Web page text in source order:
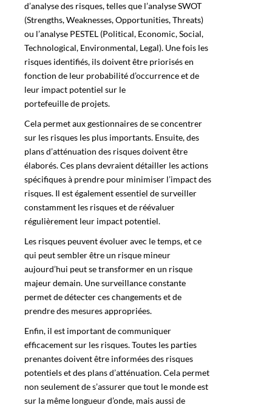
d’analyse des risques, telles que l’analyse SWOT
(Strengths, Weaknesses, Opportunities, Threats)
ou l’analyse PESTEL (Political, Economic, Social,
Technological, Environmental, Legal). Une fois les
risques identifiés, ils doivent être priorisés en
fonction de leur probabilité d’occurrence et de
leur impact potentiel sur le
portefeuille de projets.
Cela permet aux gestionnaires de se concentrer
sur les risques les plus importants. Ensuite, des
plans d’atténuation des risques doivent être
élaborés. Ces plans devraient détailler les actions
spécifiques à prendre pour minimiser l’impact des
risques. Il est également essentiel de surveiller
constamment les risques et de réévaluer
régulièrement leur impact potentiel.
Les risques peuvent évoluer avec le temps, et ce
qui peut sembler être un risque mineur
aujourd’hui peut se transformer en un risque
majeur demain. Une surveillance constante
permet de détecter ces changements et de
prendre des mesures appropriées.
Enfin, il est important de communiquer
efficacement sur les risques. Toutes les parties
prenantes doivent être informées des risques
potentiels et des plans d’atténuation. Cela permet
non seulement de s’assurer que tout le monde est
sur la même longueur d’onde, mais aussi de